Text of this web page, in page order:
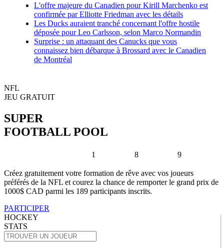
L'offre majeure du Canadien pour Kirill Marchenko est
confirmée par Elliotte Friedman avec les détails
Les Ducks auraient tranché concernant l'offre hostile
déposée pour Leo Carlsson, selon Marco Normandin
Surprise : un attaquant des Canucks que vous
connaissez bien débarque à Brossard avec le Canadien
de Montréal
NFL
JEU GRATUIT
SUPER
FOOTBALL POOL
1 8 9
Créez gratuitement votre formation de rêve avec vos joueurs
préférés de la NFL et courez la chance de remporter le grand prix de
1000$ CAD parmi les 189 participants inscrits.
PARTICIPER
HOCKEY
STATS